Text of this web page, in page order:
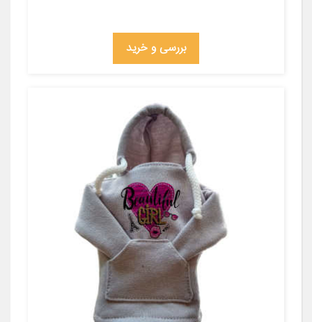
بررسی و خرید